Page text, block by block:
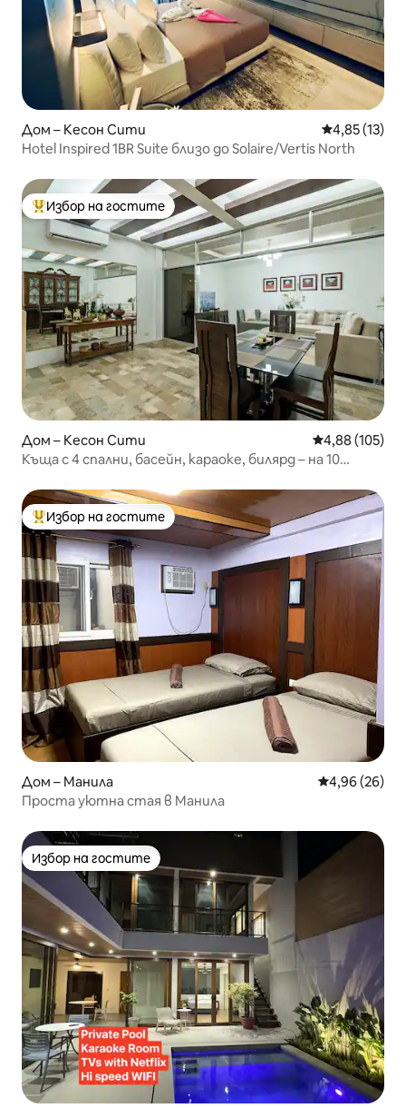
Дом – Кесон Сити Средна
4,85 (13)
Hotel Inspired 1BR Suite близо до Solaire/Vertis North
Най-популярен избор на гостите
Избор на гостите
Дом – Кесон Сити Средна
4,88 (105)
Къща с 4 спални, басейн, караоке, билярд – на 10
Най-популярен избор на гостите
Избор на гостите
Дом – Манила Средна
4,96 (26)
Проста уютна стая в Манила
Избор на гостите
Избор на гостите